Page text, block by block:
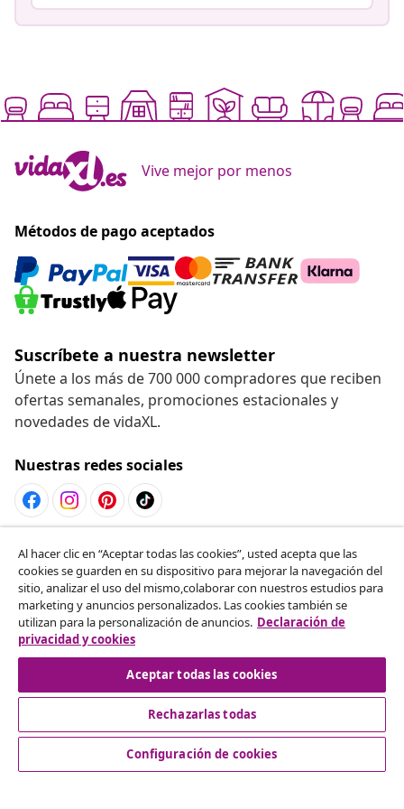
Vive mejor por menos
Métodos de pago aceptados
Suscríbete a nuestra newsletter
Únete a los más de 700 000 compradores que reciben
ofertas semanales, promociones estacionales y
novedades de vidaXL.
Nuestras redes sociales
Desistir del contrato
Solicita la cancelación de tu pedido.
Desistir del contrato
Servicio al Cliente
Al hacer clic en “Aceptar todas las cookies”, usted acepta que las
cookies se guarden en su dispositivo para mejorar la navegación del
sitio, analizar el uso del mismo,colaborar con nuestros estudios para
marketing y anuncios personalizados. Las cookies también se
utilizan para la personalización de anuncios. Declaración de
privacidad y cookies
Aceptar todas las cookies
Rechazarlas todas
Configuración de cookies